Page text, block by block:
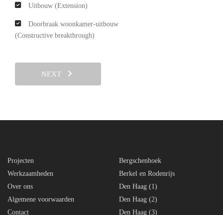
Uitbouw (Extension)
Doorbraak woonkamer-uitbouw
(Constructive breakthrough)
NEXT
Projecten
Werkzaamheden
Over ons
Algemene voorwaarden
Contact
Bergschenhoek
Berkel en Rodenrijs
Den Haag (1)
Den Haag (2)
Den Haag (3)